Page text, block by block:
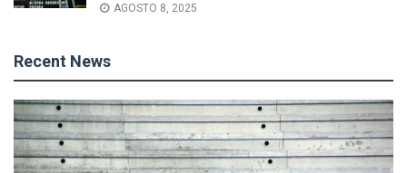
AGOSTO 8, 2025
Recent News